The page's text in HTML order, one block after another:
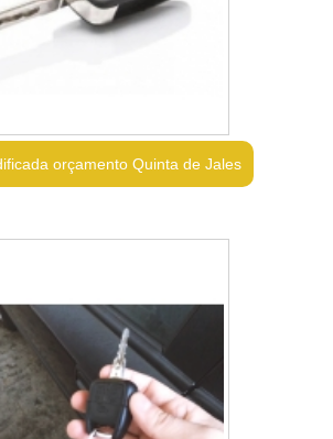
orçamento Quinta de Jales